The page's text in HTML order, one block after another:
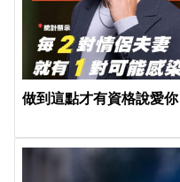
做到這點才有資格說愛你